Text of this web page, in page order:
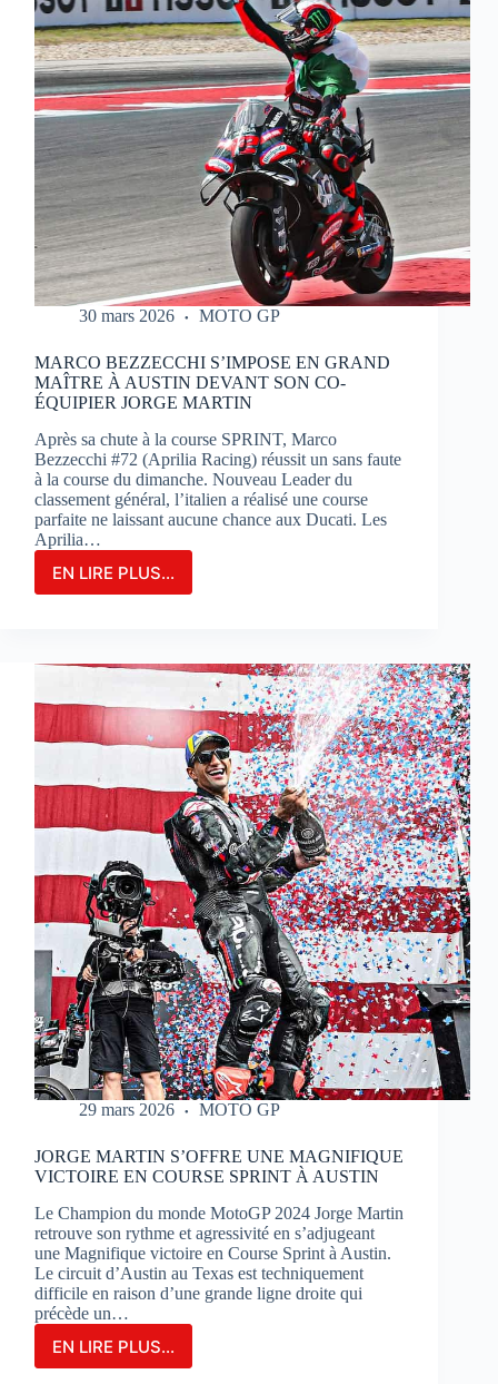
À
PORTIMAO
30 mars 2026 MOTO GP
MARCO BEZZECCHI S’IMPOSE EN GRAND
MAÎTRE À AUSTIN DEVANT SON CO-
ÉQUIPIER JORGE MARTIN
Après sa chute à la course SPRINT, Marco
Bezzecchi #72 (Aprilia Racing) réussit un sans faute
à la course du dimanche. Nouveau Leader du
classement général, l’italien a réalisé une course
parfaite ne laissant aucune chance aux Ducati. Les
Aprilia…
EN LIRE PLUS...
MARCO
GRAND
À
AUSTIN
DEVANT
CO-
ÉQUIPIER
JORGE
MARTIN
29 mars 2026 MOTO GP
JORGE MARTIN S’OFFRE UNE MAGNIFIQUE
VICTOIRE EN COURSE SPRINT À AUSTIN
Le Champion du monde MotoGP 2024 Jorge Martin
retrouve son rythme et agressivité en s’adjugeant
une Magnifique victoire en Course Sprint à Austin.
Le circuit d’Austin au Texas est techniquement
difficile en raison d’une grande ligne droite qui
précède un…
EN LIRE PLUS...
JORGE